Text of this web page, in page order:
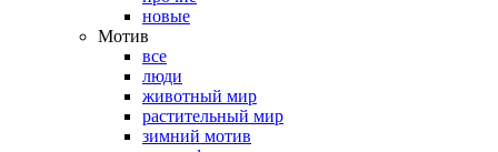
новые
Мотив
все
люди
животный мир
растительный мир
зимний мотив